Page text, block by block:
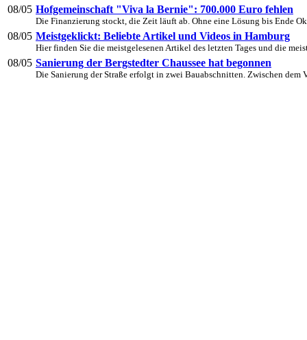
08/05 Hofgemeinschaft "Viva la Bernie": 700.000 Euro fehlen
Die Finanzierung stockt, die Zeit läuft ab. Ohne eine Lösung bis Ende
08/05 Meistgeklickt: Beliebte Artikel und Videos in Hamburg
Hier finden Sie die meistgelesenen Artikel des letzten Tages und die
08/05 Sanierung der Bergstedter Chaussee hat begonnen
Die Sanierung der Straße erfolgt in zwei Bauabschnitten. Zwischen dem